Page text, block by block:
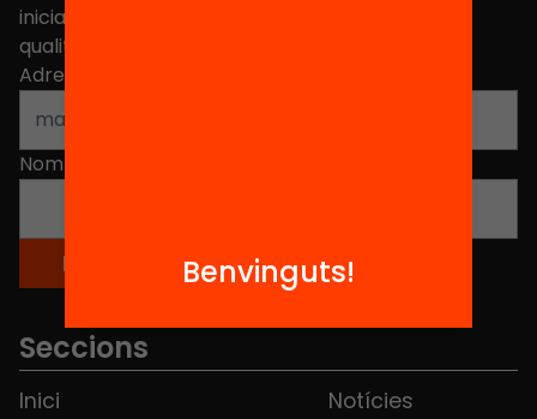
iniciatives, propostes i projectes per millorar la
qualitat de l'educació a Catalunya.
Adreça electrònica
Nom
Seccions
Inici
Notícies
Benvinguts!